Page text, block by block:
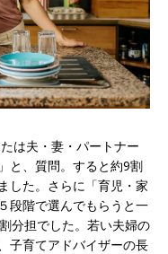
は夫・妻・パートナー
と、質問。すると約9割
した。さらに「育児・家
段階で選んでもらうと一
分担でした。若い夫婦の
子育てアドバイザーの長